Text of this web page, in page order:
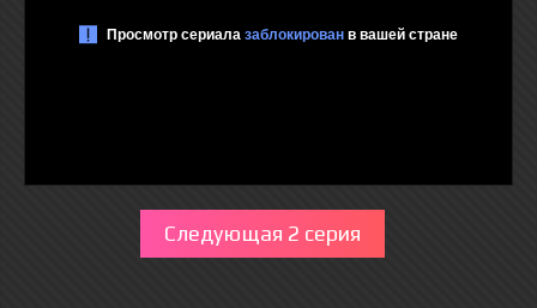
Следующая 2 серия